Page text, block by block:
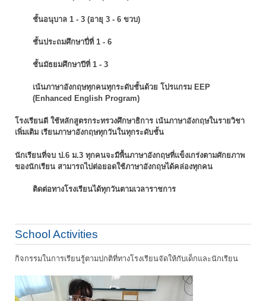
ชั้นอนุบาล 1 - 3 (อายุ 3 - 6 ขวบ)
ชั้นประถมศึกษาปี่ที่ 1 - 6
ชั้นมัธยมศึกษาปีที่ 1 - 3
เน้นภาษาอังกฤษทุกคนทุกระดับชั้นด้วย โปรแกรม EEP
(Enhanced English Program)
โรงเรียนดี ใช้หลักสูตรกระทรวงศึกษาธิการ เน้นภาษาอังกฤษในรายวิชา
เพิ่มเติม เรียนภาษาอังกฤษทุกวันในทุกระดับชั้น
นักเรียนที่จบ ป.6 ม.3 ทุกคนจะมีพื้นภาษาอังกฤษที่แข็งเกร่งตามศักยภาพ
ของนักเรียน สามารถไปต่อยอดใช้ภาษาอังกฤษได้คล่องทุกคน
ติดต่อทางโรงเรียนได้ทุกวันตามเวลาราชการ
School Activities
กิจกรรมในการเรียนรู้ตามปกติที่ทางโรงเรียนจัดให้กับเด็กและนักเรียน